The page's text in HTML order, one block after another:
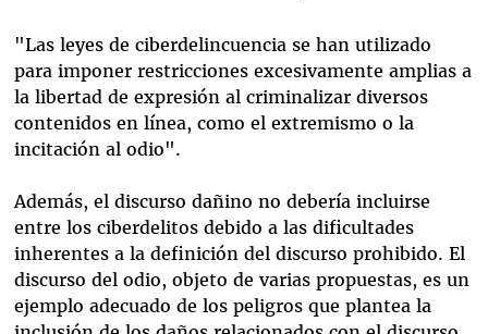
"Las leyes de ciberdelincuencia se han utilizado
para imponer restricciones excesivamente amplias a
la libertad de expresión al criminalizar diversos
contenidos en línea, como el extremismo o la
incitación al odio".
Además, el discurso dañino no debería incluirse
entre los ciberdelitos debido a las dificultades
inherentes a la definición del discurso prohibido. El
discurso del odio, objeto de varias propuestas, es un
ejemplo adecuado de los peligros que plantea la